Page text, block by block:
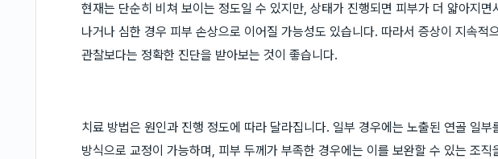
현재는 단순히 비쳐 보이는 정도일 수 있지만, 상태가 진행되면 피부가 더 얇아지면
나거나 심한 경우 피부 손상으로 이어질 가능성도 있습니다. 따라서 증상이 지속적
관찰보다는 정확한 진단을 받아보는 것이 좋습니다.
치료 방법은 원인과 진행 정도에 따라 달라집니다. 일부 경우에는 노출된 연골 일
방식으로 교정이 가능하며, 피부 두께가 부족한 경우에는 이를 보완할 수 있는 조직